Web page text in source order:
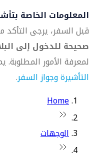
المعلومات الخاصة
قبل السفر، يرجى
صحيحة للدخول إلى
لمعرفة الأمور
التأشيرة وجواز السفر.
Home
الوجهات